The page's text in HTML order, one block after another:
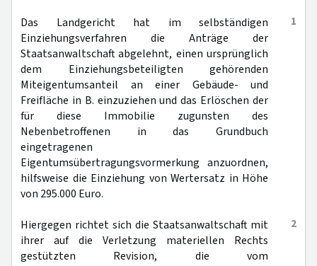
1
Das Landgericht hat im selbständigen
Einziehungsverfahren die Anträge der
Staatsanwaltschaft abgelehnt, einen ursprünglich
dem Einziehungsbeteiligten gehörenden
Miteigentumsanteil an einer Gebäude- und
Freifläche in B. einzuziehen und das Erlöschen der
für diese Immobilie zugunsten des
Nebenbetroffenen in das Grundbuch
eingetragenen
Eigentumsübertragungsvormerkung anzuordnen,
hilfsweise die Einziehung von Wertersatz in Höhe
von 295.000 Euro.
2
Hiergegen richtet sich die Staatsanwaltschaft mit
ihrer auf die Verletzung materiellen Rechts
gestützten Revision, die vom